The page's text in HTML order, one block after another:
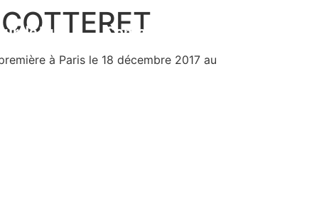
de Nuit Contact
à Paris le 18 décembre 2017 au